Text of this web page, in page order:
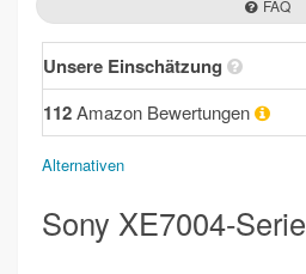
FAQ
Unsere Einschätzung
112Amazon Bewertungen
Alternativen
Sony XE7004-Serie